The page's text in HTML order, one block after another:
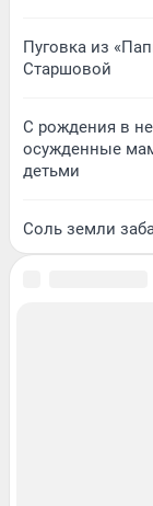
Пуговка из
Старшовой
С рождения в
осужденные
детьми
Соль земли